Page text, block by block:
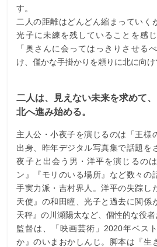
す。
二人の距離はどんどん縮まっていく
光子に未練を残していることを感
「奥さんに会ってはっきりさせる
け、僅かな手掛かりを頼りに北に向け
二人は、見えない未来を求めて、
北へ進み始める。
主人公・小夜子を演じるのは「王様
出身、昨年デジタル写真集で話題を
夜子と出会う男・洋平を演じるの
ン』『モリのいる場所』など数々の
手実力派・吉村界人。洋平の失踪し
天使』の和田瞳、光子と過去に関係
天秤』の川瀬陽太など、個性的な役者
監督は、「映画芸術」2020年ベス
か』のいまおかしんじ。脚本は『生